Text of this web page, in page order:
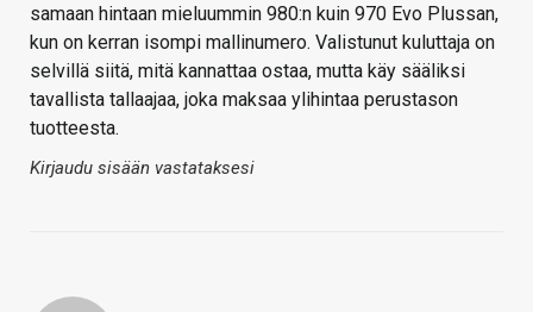
samaan hintaan mieluummin 980:n kuin 970 Evo Plussan,
kun on kerran isompi mallinumero. Valistunut kuluttaja on
selvillä siitä, mitä kannattaa ostaa, mutta käy sääliksi
tavallista tallaajaa, joka maksaa ylihintaa perustason
tuotteesta.
Kirjaudu sisään vastataksesi